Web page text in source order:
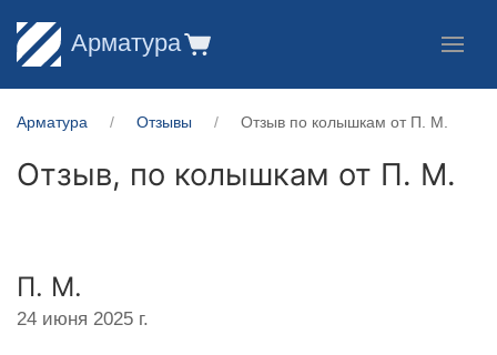
Арматура
Арматура Отзывы Отзыв по колышкам от П. М.
Отзыв, по колышкам от П. М.
П. М.
24 июня 2025 г.